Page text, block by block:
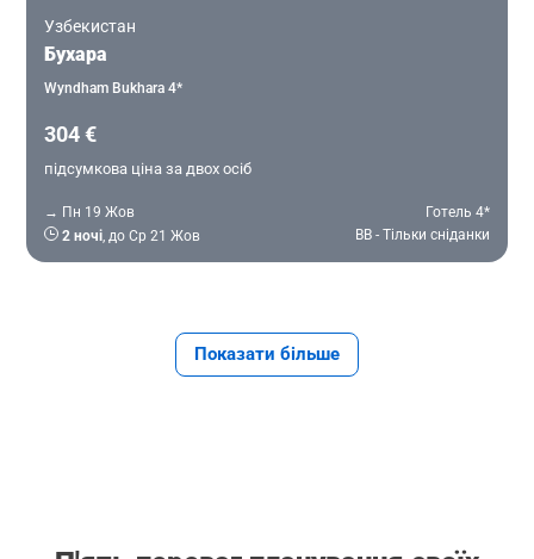
Узбекистан
Бухара
Wyndham Bukhara 4*
304 €
підсумкова ціна за двох осіб
→ Пн 19 Жов
Готель 4*
2 ночі , до Ср 21 Жов BB - Тільки сніданки
Показати більше